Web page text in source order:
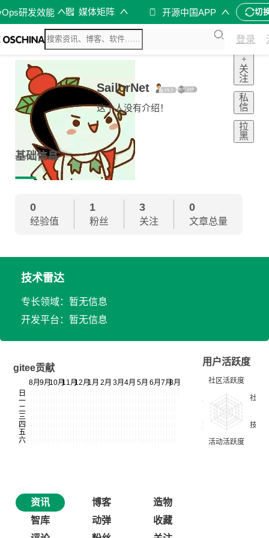
研发效能 媒体矩阵 开源中国APP 切
登录
SailorNet
这个人没有介绍！
+
关
注
私
信
拉
黑
基础信息
0
经验值
1
粉丝
3
关注
0
文章总量
技术雷达
专长领域：暂无信息
开发平台：暂无信息
gitee贡献
用户活跃度
资讯 博客
造物
智库
动弹
收藏